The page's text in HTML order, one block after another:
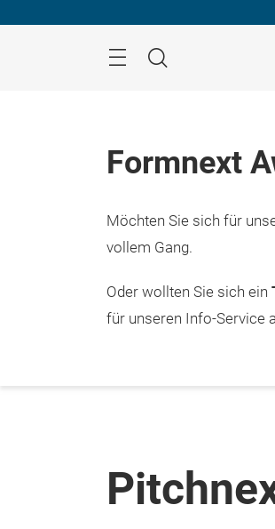
Suche
Formnext
Möchten Sie sich für
vollem Gang.
Oder wollten Sie sich ein
für unseren Info-Service